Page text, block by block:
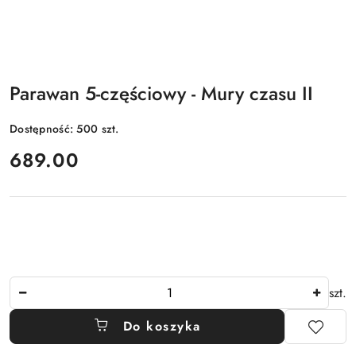
Parawan 5-częściowy - Mury czasu II
Dostępność:500 szt.
cena:
689.00
szt.
Do koszyka